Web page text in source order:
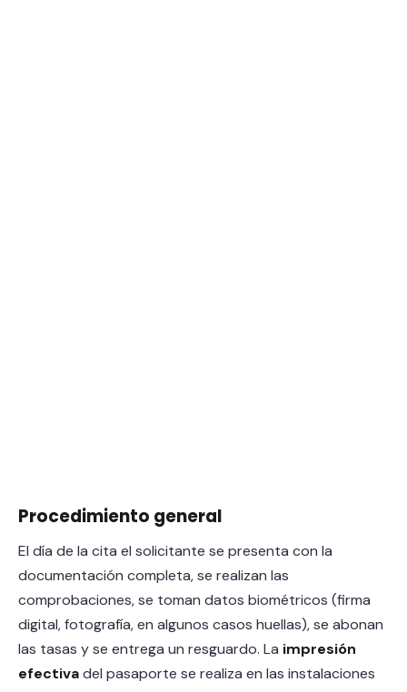
Procedimiento general
El día de la cita el solicitante se presenta con la
documentación completa, se realizan las
comprobaciones, se toman datos biométricos (firma
digital, fotografía, en algunos casos huellas), se abonan
las tasas y se entrega un resguardo. La impresión
efectivadel pasaporte se realiza en las instalaciones